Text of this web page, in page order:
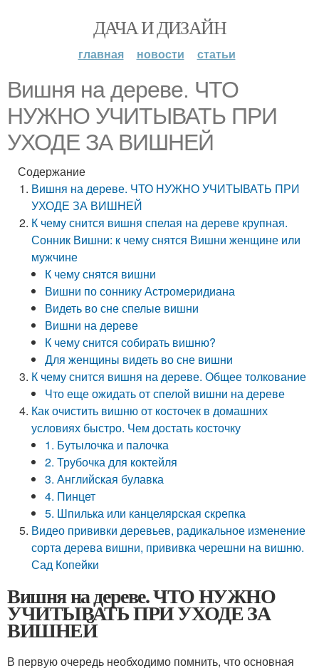
ДАЧА И ДИЗАЙН
главная новости статьи
Вишня на дереве. ЧТО
НУЖНО УЧИТЫВАТЬ ПРИ
УХОДЕ ЗА ВИШНЕЙ
Содержание
Вишня на дереве. ЧТО НУЖНО УЧИТЫВАТЬ ПРИ
УХОДЕ ЗА ВИШНЕЙ
К чему снится вишня спелая на дереве крупная.
Сонник Вишни: к чему снятся Вишни женщине или
мужчине
К чему снятся вишни
Вишни по соннику Астромеридиана
Видеть во сне спелые вишни
Вишни на дереве
К чему снится собирать вишню?
Для женщины видеть во сне вишни
К чему снится вишня на дереве. Общее толкование
Что еще ожидать от спелой вишни на дереве
Как очистить вишню от косточек в домашних
условиях быстро. Чем достать косточку
1. Бутылочка и палочка
2. Трубочка для коктейля
3. Английская булавка
4. Пинцет
5. Шпилька или канцелярская скрепка
Видео прививки деревьев, радикальное изменение
сорта дерева вишни, прививка черешни на вишню.
Сад Копейки
Вишня на дереве. ЧТО НУЖНО
УЧИТЫВАТЬ ПРИ УХОДЕ ЗА
ВИШНЕЙ
В первую очередь необходимо помнить, что основная